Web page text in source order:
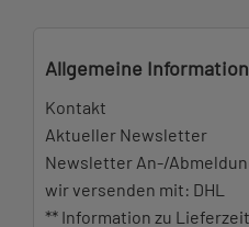
Allgemeine
Kontakt
Aktueller Newsletter
Newsletter An-/
wir versenden mit: DHL
** Information zu